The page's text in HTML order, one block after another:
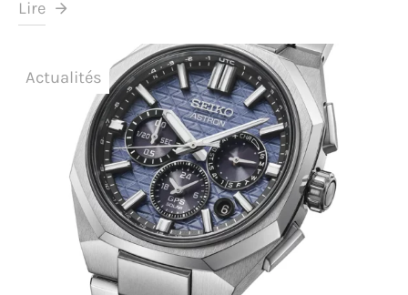
Lire
Actualités